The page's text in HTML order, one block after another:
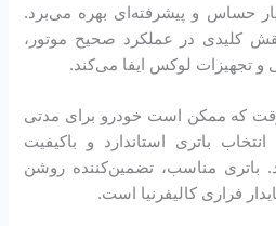
حساس و پیشرفته‌ای بهره می‌برد.
کلیدی در عملکرد صحیح موتور،
تجهیزات لوکس ایفا می‌کند.
که ممکن است خودرو برای مدتی
باتری استاندارد و باکیفیت
باتری مناسب، تضمین‌کننده روشن
فراری کالیفرنیا است.